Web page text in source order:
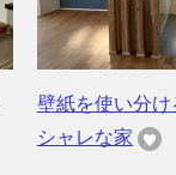
壁紙を使い分け
シャレな家